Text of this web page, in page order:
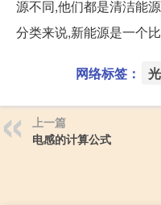
源不同,他们都是清洁能
分类来说,新能源是一个
网络标签：
上一篇
电感的计算公式